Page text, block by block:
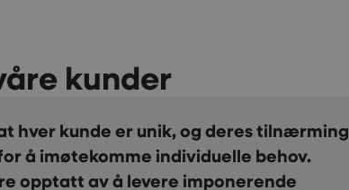
kunder
med samarbeidet gjennom mange år.
kreativ gjeng skal man lete lenge etter.
for oss. Takk for at dere alltid er på, og